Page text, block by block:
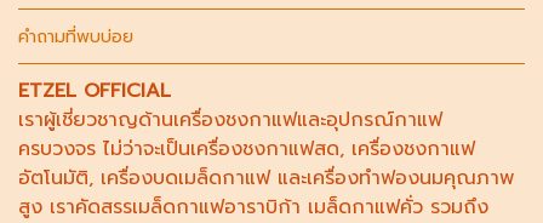
คำถามที่พบบ่อย
ETZEL OFFICIAL
เราผู้เชี่ยวชาญด้านเครื่องชงกาแฟและอุปกรณ์กาแฟ
ครบวงจร ไม่ว่าจะเป็นเครื่องชงกาแฟสด, เครื่องชงกาแฟ
อัตโนมัติ, เครื่องบดเมล็ดกาแฟและเครื่องทำฟองนมคุณภาพ
สูง เราคัดสรรเมล็ดกาแฟอาราบิก้า เมล็ดกาแฟคั่ว รวมถึง